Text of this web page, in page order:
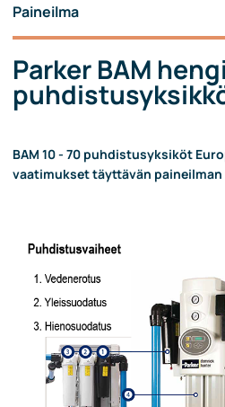
Paineilma
Parker BAM
BAM 10 - 70 puhdistusyksiköt
vaatimukset täyttävän